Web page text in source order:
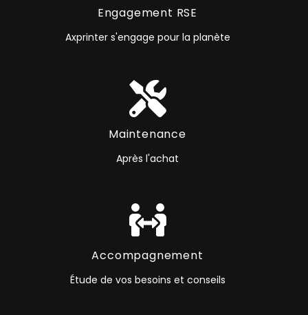
Engagement RSE
Axprinter s'engage pour la planète
Maintenance
Après l'achat
Accompagnement
Étude de vos besoins et conseils